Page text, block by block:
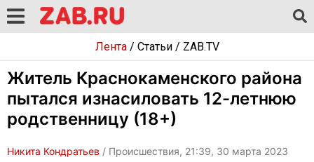
Лента/ Статьи/ ZAB.TV
Житель Краснокаменского района
пытался изнасиловать 12-летнюю
родственницу (18+)
Никита Кондратьев / Происшествия, 21:39, 30 марта 2023